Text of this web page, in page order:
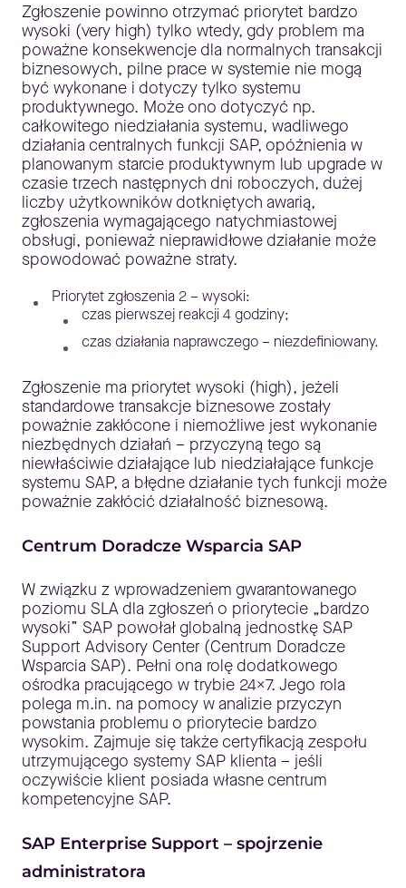
Zgłoszenie powinno otrzymać priorytet bardzo
wysoki (very high) tylko wtedy, gdy problem ma
poważne konsekwencje dla normalnych transakcji
biznesowych, pilne prace w systemie nie mogą
być wykonane i dotyczy tylko systemu
produktywnego. Może ono dotyczyć np.
całkowitego niedziałania systemu, wadliwego
działania centralnych funkcji SAP, opóźnienia w
planowanym starcie produktywnym lub upgrade w
czasie trzech następnych dni roboczych, dużej
liczby użytkowników dotkniętych awarią,
zgłoszenia wymagającego natychmiastowej
obsługi, ponieważ nieprawidłowe działanie może
spowodować poważne straty.
Priorytet zgłoszenia 2 – wysoki:
czas pierwszej reakcji 4 godziny;
czas działania naprawczego – niezdefiniowany.
Zgłoszenie ma priorytet wysoki (high), jeżeli
standardowe transakcje biznesowe zostały
poważnie zakłócone i niemożliwe jest wykonanie
niezbędnych działań – przyczyną tego są
niewłaściwie działające lub niedziałające funkcje
systemu SAP, a błędne działanie tych funkcji może
poważnie zakłócić działalność biznesową.
Centrum Doradcze Wsparcia SAP
W związku z wprowadzeniem gwarantowanego
poziomu SLA dla zgłoszeń o priorytecie „bardzo
wysoki” SAP powołał globalną jednostkę SAP
Support Advisory Center (Centrum Doradcze
Wsparcia SAP). Pełni ona rolę dodatkowego
ośrodka pracującego w trybie 24×7. Jego rola
polega m.in. na pomocy w analizie przyczyn
powstania problemu o priorytecie bardzo
wysokim. Zajmuje się także certyfikacją zespołu
utrzymującego systemy SAP klienta – jeśli
oczywiście klient posiada własne centrum
kompetencyjne SAP.
SAP Enterprise Support – spojrzenie
administratora